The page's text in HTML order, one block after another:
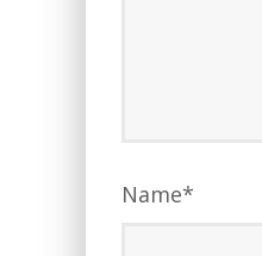
Name*